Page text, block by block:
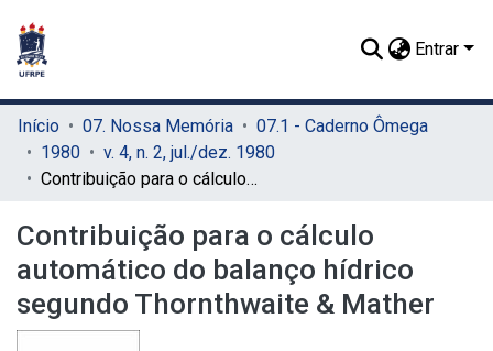
Entrar
Início 07. Nossa Memória
07.1 - Caderno Ômega
1980
v. 4, n. 2, jul./dez. 1980
Contribuição para o cálculo automático do balanço hídrico segundo Thornthwaite & Mather
Contribuição para o cálculo
automático do balanço hídrico
segundo Thornthwaite & Mather